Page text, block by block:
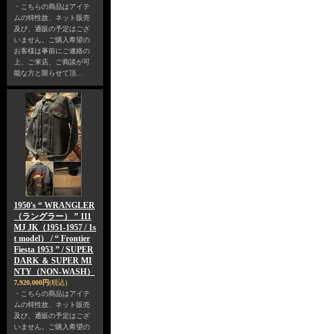
・こちらの商品はアイテ
ムの特性故、ネット販売
及び、通販の予定はござ
いません。ご購入希望の
お客様は事前にご連絡の
上、ご来店、ご商談が可
能な方と限らせて頂…
1950's “ WRANGLER
（ラングラー） ” 111
MJ JK（1951-1957 / 1s
t model） / “ Frontier
Fiesta 1953 ” / SUPER
DARK ＆ SUPER MI
NTY（NON-WASH）
7,920,000円(税込)
・こちらの商品はアイテ
ムの特性故、ネット販売
及び、通販の予定はござ
いません。ご購入希望の